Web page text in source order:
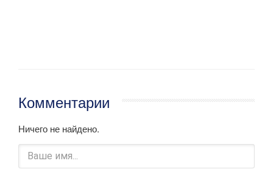
Комментарии
Ничего не найдено.